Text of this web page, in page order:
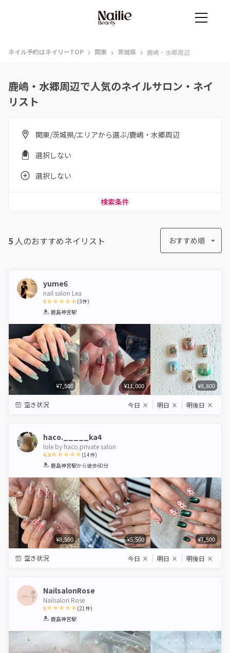
ネイル予約はネイリーTOP › 関東 › 茨城県 › 鹿嶋・水郷周辺
鹿嶋・水郷周辺で人気のネイルサロン・ネイ
リスト
関東/茨城県/エリアから選ぶ/鹿嶋・水郷周辺
選択しない
選択しない
検索条件
5 人のおすすめネイリスト おすすめ順
yume6
nail salon Lea
5
1 2 3 4 5
(3件)
鹿島神宮駅
¥7,500 ¥11,000 ¥8,800
空き状況 今日 × 明日 × 明後日 ×
haco._____ka4
lole by haco.private salon
4.9
1 2 3 4 5
(14件)
鹿島神宮駅から徒歩60分
¥8,500 ¥5,500 ¥7,500
空き状況 今日 × 明日 × 明後日 ×
NailsalonRose
Nailsalon Rose
5
1 2 3 4 5
(21件)
鹿島神宮駅